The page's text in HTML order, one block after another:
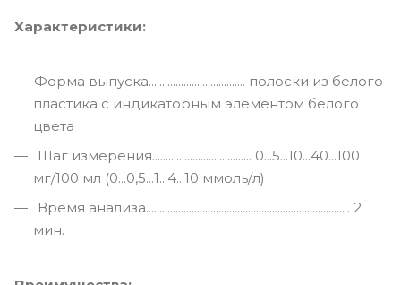
Характеристики:
Форма выпуска.................................... полоски из белого
пластика с индикаторным элементом белого
цвета
Шаг измерения..................................... 0...5...10...40...100
мг/100 мл (0...0,5...1...4...10 ммоль/л)
Время анализа............................................................................ 2
мин.